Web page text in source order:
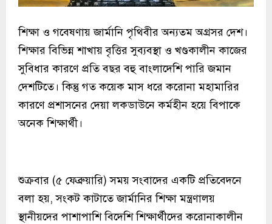
শিক্ষা ও গবেষণায় জার্মানি পৃথিবীর অন্যতম অগ্রসর দেশ।
শিক্ষার বিভিন্ন শাখায় বৃত্তির সুব্যবস্থা ও খণ্ডকালীন কাজের
সুবিধার কারণে প্রতি বছর বহু বাংলাদেশি পারি জমান
দেশটিতে। কিন্তু গত কয়েক মাস ধরে করোনা মহামারির
কারণে প্রশাসনের দেয়া লকডাউনে কর্মহীন হয়ে বিপাকে
অনেক শিক্ষার্থী।
শুক্রবার (৫ ফেব্রুয়ারি) সময় সংবাদের একটি প্রতিবেদনে
বলা হয়, সংকট কাটাতে জার্মানির শিক্ষা মন্ত্রণালয়
স্থানীয়দের পাশাপাশি বিদেশি শিক্ষার্থীদের করোনাকালীন